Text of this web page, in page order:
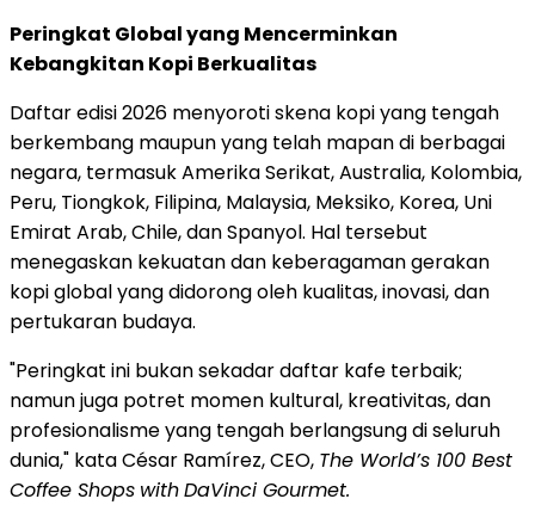
Peringkat Global yang Mencerminkan
Kebangkitan Kopi Berkualitas
Daftar edisi 2026 menyoroti skena kopi yang tengah
berkembang maupun yang telah mapan di berbagai
negara, termasuk Amerika Serikat, Australia, Kolombia,
Peru, Tiongkok, Filipina, Malaysia, Meksiko, Korea, Uni
Emirat Arab, Chile, dan Spanyol. Hal tersebut
menegaskan kekuatan dan keberagaman gerakan
kopi global yang didorong oleh kualitas, inovasi, dan
pertukaran budaya.
"Peringkat ini bukan sekadar daftar kafe terbaik;
namun juga potret momen kultural, kreativitas, dan
profesionalisme yang tengah berlangsung di seluruh
dunia," kata César Ramírez, CEO, The World’s 100 Best
Coffee Shops withDaVinci Gourmet.